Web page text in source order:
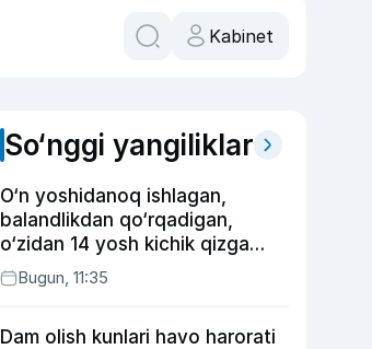
Kabinet
So‘nggi yangiliklar
O‘n yoshidanoq ishlagan,
balandlikdan qo‘rqadigan,
o‘zidan 14 yosh kichik qizga
uylangan Yorqinxo‘ja Umarov
34 yoshda
Bugun, 11:35
Dam olish kunlari havo harorati